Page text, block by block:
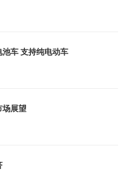
车 支持纯电动车
场展望